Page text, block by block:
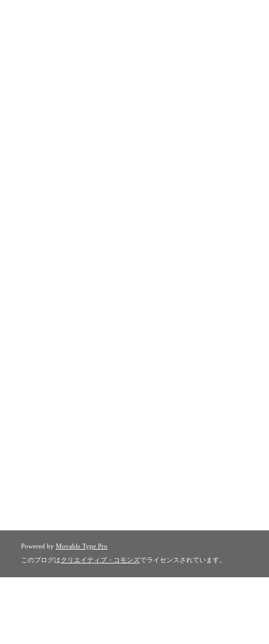
Powered by Movable Type Pro
このブログはクリエイティブ・コモンズでライセンスされています。